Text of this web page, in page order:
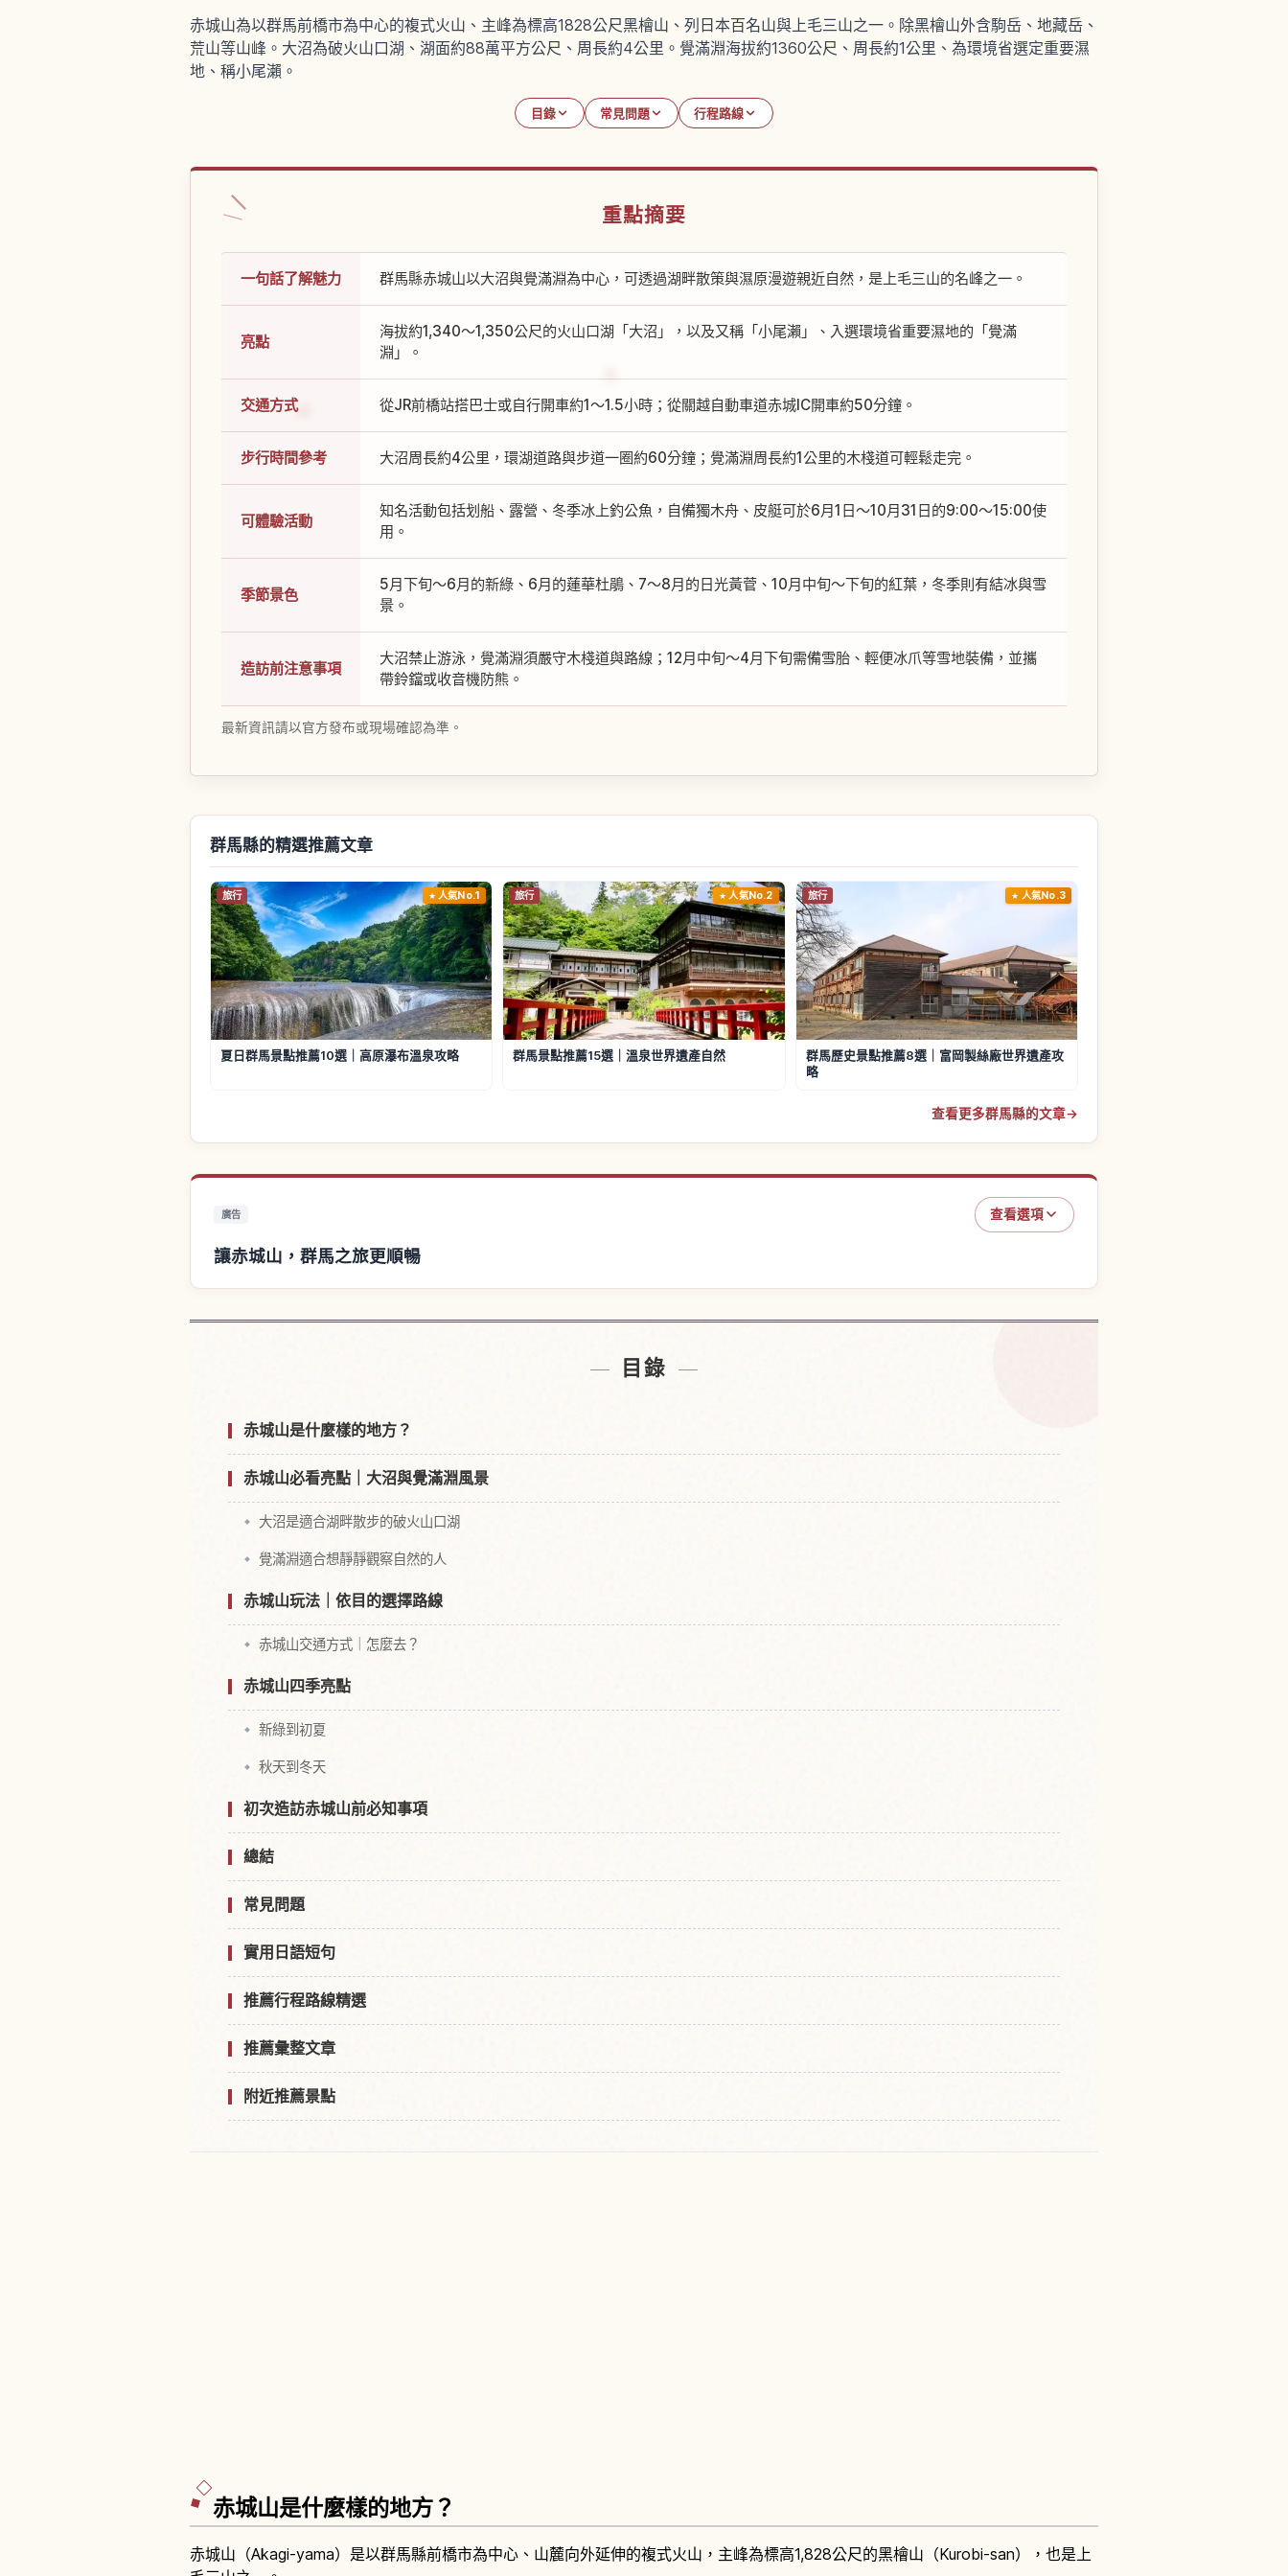
赤城山為以群馬前橋市為中心的複式火山、主峰為標高1828公尺黑檜山、列日本百名山與上毛三山之一。除黑檜山外含駒岳、地藏岳、
荒山等山峰。大沼為破火山口湖、湖面約88萬平方公尺、周長約4公里。覺滿淵海拔約1360公尺、周長約1公里、為環境省選定重要濕
地、稱小尾瀨。
目錄 常見問題 行程路線
重點摘要
一句話了解魅力 群馬縣赤城山以大沼與覺滿淵為中心，可透過湖畔散策與濕原漫遊親近自然，是上毛三山的名峰之一。
亮點
海拔約1,340〜1,350公尺的火山口湖「大沼」，以及又稱「小尾瀨」、入選環境省重要濕地的「覺滿
淵」。
交通方式 從JR前橋站搭巴士或自行開車約1〜1.5小時；從關越自動車道赤城IC開車約50分鐘。
步行時間參考 大沼周長約4公里，環湖道路與步道一圈約60分鐘；覺滿淵周長約1公里的木棧道可輕鬆走完。
可體驗活動
知名活動包括划船、露營、冬季冰上釣公魚，自備獨木舟、皮艇可於6月1日〜10月31日的9:00〜15:00使
用。
季節景色
5月下旬〜6月的新綠、6月的蓮華杜鵑、7〜8月的日光黃菅、10月中旬〜下旬的紅葉，冬季則有結冰與雪
景。
造訪前注意事項
大沼禁止游泳，覺滿淵須嚴守木棧道與路線；12月中旬〜4月下旬需備雪胎、輕便冰爪等雪地裝備，並攜
帶鈴鐺或收音機防熊。
最新資訊請以官方發布或現場確認為準。
群馬縣的精選推薦文章
旅行 人氣No.1
夏日群馬景點推薦10選｜高原瀑布溫泉攻略
旅行 人氣No.2
群馬景點推薦15選｜溫泉世界遺產自然
旅行 人氣No.3
群馬歷史景點推薦8選｜富岡製絲廠世界遺產攻
略
查看更多群馬縣的文章→
廣告 查看選項
讓赤城山，群馬之旅更順暢
目錄
赤城山是什麼樣的地方？
赤城山必看亮點｜大沼與覺滿淵風景
大沼是適合湖畔散步的破火山口湖
覺滿淵適合想靜靜觀察自然的人
赤城山玩法｜依目的選擇路線
赤城山交通方式｜怎麼去？
赤城山四季亮點
新綠到初夏
秋天到冬天
初次造訪赤城山前必知事項
總結
常見問題
實用日語短句
推薦行程路線精選
推薦彙整文章
附近推薦景點
赤城山是什麼樣的地方？
赤城山（Akagi-yama）是以群馬縣前橋市為中心、山麓向外延伸的複式火山，主峰為標高1,828公尺的黑檜山（Kurobi-san），也是上